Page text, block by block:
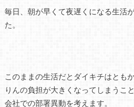
毎日、朝が早くて夜遅くになる生活
た。
このままの生活だとダイキチはとも
りんの負担が大きくなってしまうこ
会社での部署異動を考えます。